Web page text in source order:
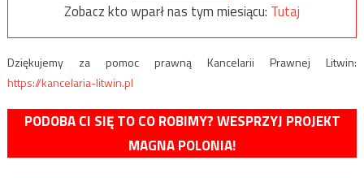
Zobacz kto wparł nas tym miesiącu: Tutaj
Dziękujemy za pomoc prawną Kancelarii Prawnej Litwin:
https://kancelaria-litwin.pl
PODOBA CI SIĘ TO CO ROBIMY? WESPRZYJ PROJEKT
MAGNA POLONIA!